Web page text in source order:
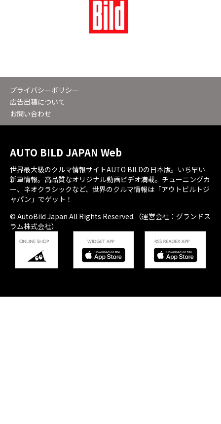
プライバシーポリシー
広告出稿について
お問い合わせ
AUTO BILD JAPAN Web
世界最大級のクルマ情報サイトAUTO BILDの日本版。いち早い
新車情報。高品質なオリジナル動画ビデオ満載。チューニングカ
ー、ネオクラシックなど、世界のクルマ情報は「アウトビルトジ
ャパン」でゲット！
© AutoBild Japan All Rights Reserved.（運営会社：グランドス
ラム株式会社）